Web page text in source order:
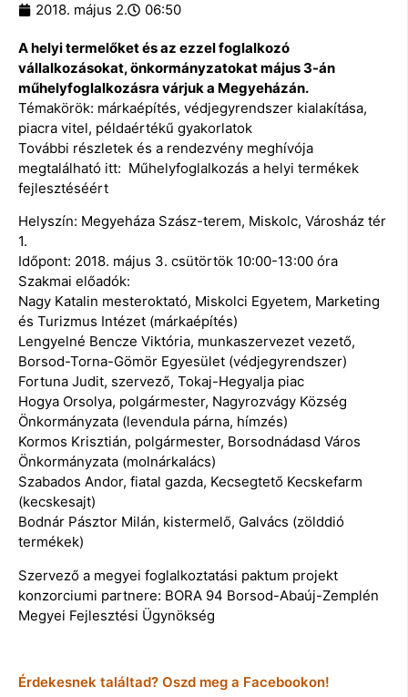
2018. május 2. 06:50
A helyi termelőket és az ezzel foglalkozó
vállalkozásokat, önkormányzatokat május 3-án
műhelyfoglalkozásra várjuk a Megyeházán.
Témakörök: márkaépítés, védjegyrendszer kialakítása,
piacra vitel, példaértékű gyakorlatok
További részletek és a rendezvény meghívója
megtalálható itt: Műhelyfoglalkozás a helyi termékek
fejlesztéséért
Helyszín: Megyeháza Szász-terem, Miskolc, Városház tér
1.
Időpont: 2018. május 3. csütörtök 10:00-13:00 óra
Szakmai előadók:
Nagy Katalin mesteroktató, Miskolci Egyetem, Marketing
és Turizmus Intézet (márkaépítés)
Lengyelné Bencze Viktória, munkaszervezet vezető,
Borsod-Torna-Gömör Egyesület (védjegyrendszer)
Fortuna Judit, szervező, Tokaj-Hegyalja piac
Hogya Orsolya, polgármester, Nagyrozvágy Község
Önkormányzata (levendula párna, hímzés)
Kormos Krisztián, polgármester, Borsodnádasd Város
Önkormányzata (molnárkalács)
Szabados Andor, fiatal gazda, Kecsegtető Kecskefarm
(kecskesajt)
Bodnár Pásztor Milán, kistermelő, Galvács (zölddió
termékek)
Szervező a megyei foglalkoztatási paktum projekt
konzorciumi partnere: BORA 94 Borsod-Abaúj-Zemplén
Megyei Fejlesztési Ügynökség
Érdekesnek találtad? Oszd meg a Facebookon!